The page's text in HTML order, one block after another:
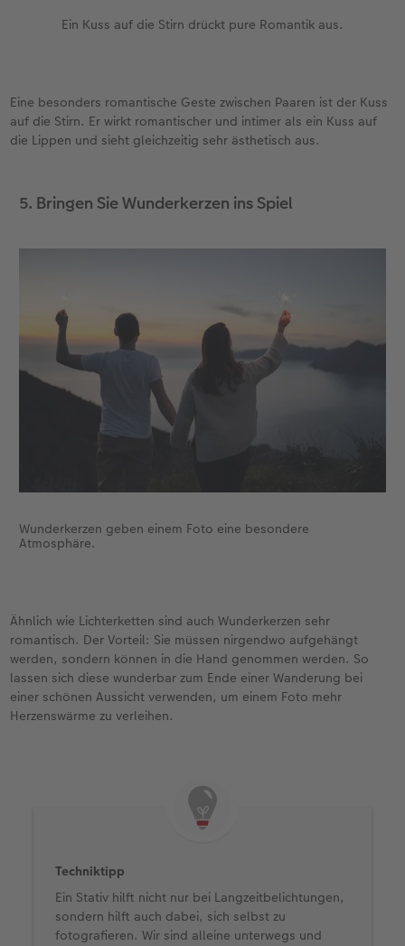
Ein Kuss auf die Stirn drückt pure Romantik aus.
Eine besonders romantische Geste zwischen Paaren ist der Kuss
auf die Stirn. Er wirkt romantischer und intimer als ein Kuss auf
die Lippen und sieht gleichzeitig sehr ästhetisch aus.
5. Bringen Sie Wunderkerzen ins Spiel
Wunderkerzen geben einem Foto eine besondere
Atmosphäre.
Ähnlich wie Lichterketten sind auch Wunderkerzen sehr
romantisch. Der Vorteil: Sie müssen nirgendwo aufgehängt
werden, sondern können in die Hand genommen werden. So
lassen sich diese wunderbar zum Ende einer Wanderung bei
einer schönen Aussicht verwenden, um einem Foto mehr
Herzenswärme zu verleihen.
Techniktipp
Ein Stativ hilft nicht nur bei Langzeitbelichtungen,
sondern hilft auch dabei, sich selbst zu
fotografieren. Wir sind alleine unterwegs und